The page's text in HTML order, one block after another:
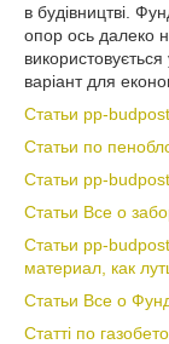
в будівництві.
опор ось далеко
варіант для
Статьи pp-
Статьи по
Статьи pp-
Статьи Все о
Статьи pp-
материал, как
Статьи Все о
Статті по